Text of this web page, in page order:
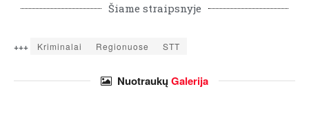
Šiame straipsnyje
+++ Kriminalai Regionuose STT
NuotraukųGalerija